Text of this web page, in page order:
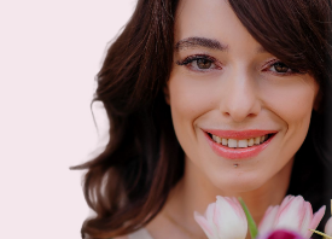
ДОСТУП К КУРСУ 90 ДНЕЙ ПОСЛЕ
ЗАВЕРШЕНИЯ ПРОГРАММЫ
ПОЖИЗНЕННЫЙ ДОСТУП К КУРСУ
ЛИЧНАЯ ОНЛАЙН-КОНСУЛЬТАЦИЯ С
КАТРИН КАШУРТ С РАЗБОРОМ,
ИНДИВИДУАЛЬНОЙ ОБРАТНОЙ
СВЯЗЬЮ ПО КУРСУ И ПО ВАШЕМУ
ЗАПРОСУ - 60 МИНУТ